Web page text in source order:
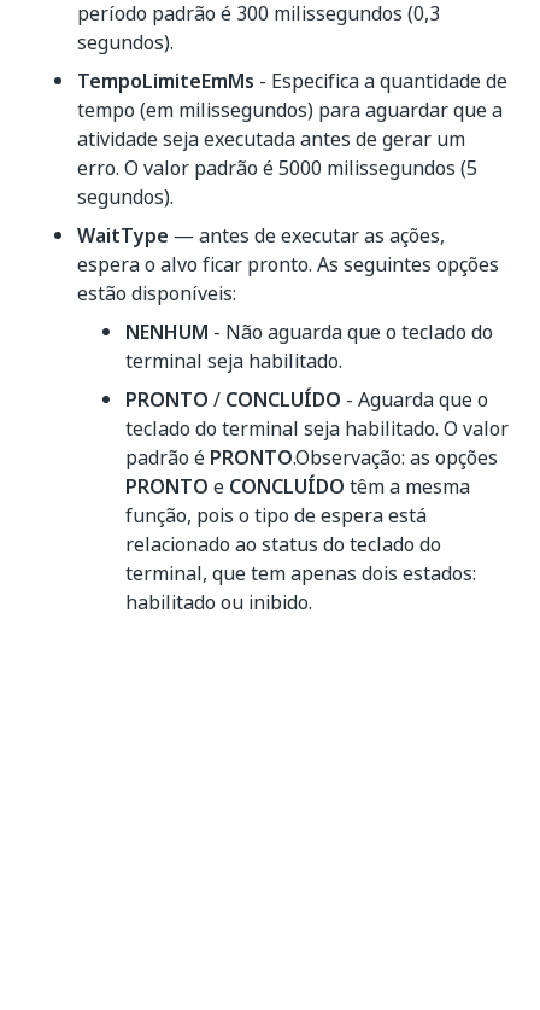
período padrão é 300 milissegundos (0,3
segundos).
TempoLimiteEmMs - Especifica a quantidade de
tempo (em milissegundos) para aguardar que a
atividade seja executada antes de gerar um
erro. O valor padrão é 5000 milissegundos (5
segundos).
WaitType — antes de executar as ações,
espera o alvo ficar pronto. As seguintes opções
estão disponíveis:
NENHUM - Não aguarda que o teclado do
terminal seja habilitado.
PRONTO / CONCLUÍDO - Aguarda que o
teclado do terminal seja habilitado. O valor
padrão é PRONTO.Observação: as opções
PRONTO e CONCLUÍDO têm a mesma
função, pois o tipo de espera está
relacionado ao status do teclado do
terminal, que tem apenas dois estados:
habilitado ou inibido.